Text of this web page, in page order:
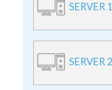
SERVER
SERVER